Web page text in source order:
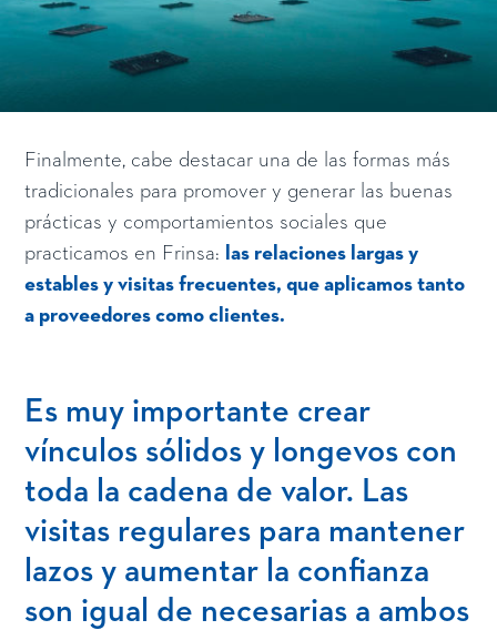
Finalmente, cabe destacar una de las formas más
tradicionales para promover y generar las buenas
prácticas y comportamientos sociales que
practicamos en Frinsa: las relaciones largas y
estables y visitas frecuentes, que aplicamos tanto
a proveedores como clientes.
Es muy importante crear
vínculos sólidos y longevos con
toda la cadena de valor. Las
visitas regulares para mantener
lazos y aumentar la confianza
son igual de necesarias a ambos